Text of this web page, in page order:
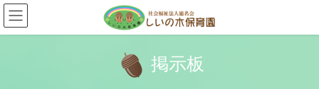
コ
ン
テ
ナ
ビ
ゲ
掲示板